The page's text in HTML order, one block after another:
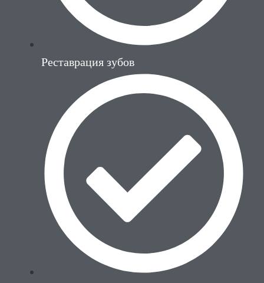
Реставрация зубов